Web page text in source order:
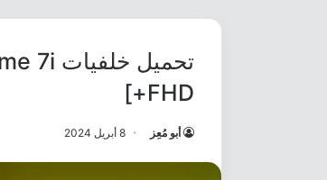
FHD+]
أبو مُعِز 8 أبريل 2024